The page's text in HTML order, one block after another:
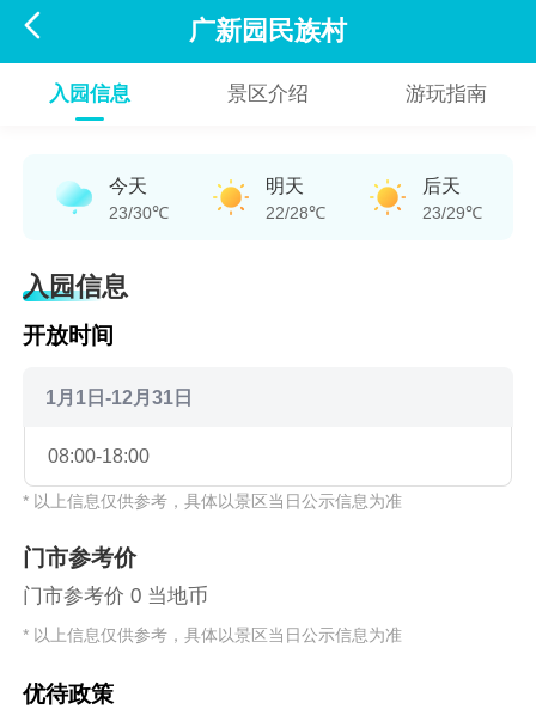
 广新园民族村
入园信息 景区介绍 游玩指南
今天
23/30℃
明天
22/28℃
后天
23/29℃
入园信息
开放时间
1月1日-12月31日
08:00-18:00
* 以上信息仅供参考，具体以景区当日公示信息为准
门市参考价
门市参考价 0 当地币
* 以上信息仅供参考，具体以景区当日公示信息为准
优待政策